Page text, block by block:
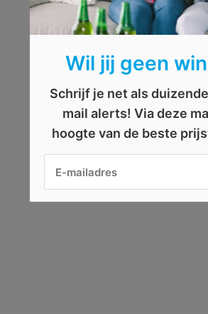
Wil jij geen
Schrijf je net als
mail alerts! Via deze
hoogte van de beste